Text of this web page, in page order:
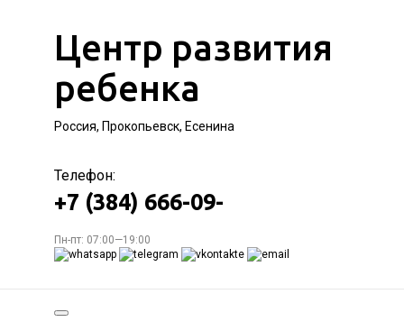
Центр развития
ребенка
Россия, Прокопьевск, Есенина
Телефон:
+7 (384) 666-09-
Пн-пт: 07:00—19:00